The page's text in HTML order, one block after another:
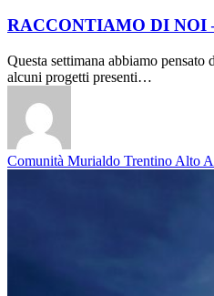
RACCONTIAMO DI NOI
Questa settimana abbiamo pensato
alcuni progetti presenti…
Comunità Murialdo Trentino Alto